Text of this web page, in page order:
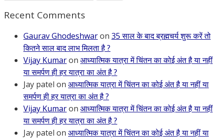
Recent Comments
Gaurav Ghodeshwaron 35 साल के बाद ब्रह्मचर्य शुरू करें तो
कितने साल बाद लाभ मिलता है ?
Vijay Kumaron आध्यात्मिक यात्रा में चिंतन का कोई अंत है या नहीं
या समर्पण ही हर यात्रा का अंत है ?
Jay patel on आध्यात्मिक यात्रा में चिंतन का कोई अंत है या नहीं या
समर्पण ही हर यात्रा का अंत है ?
Vijay Kumaron आध्यात्मिक यात्रा में चिंतन का कोई अंत है या नहीं
या समर्पण ही हर यात्रा का अंत है ?
Jay patel on आध्यात्मिक यात्रा में चिंतन का कोई अंत है या नहीं या